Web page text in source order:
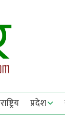
प्रदेश